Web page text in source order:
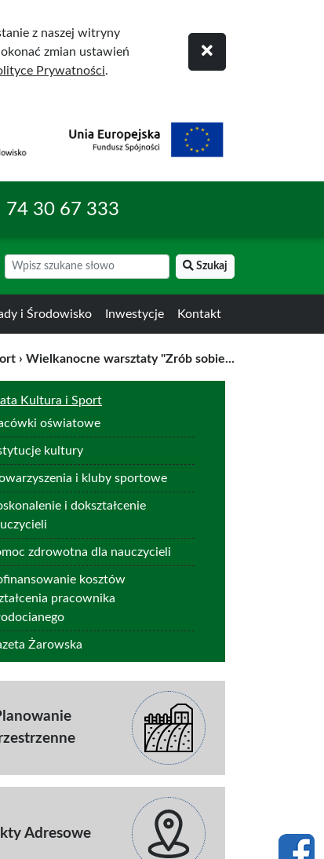
z naszej witryny
zmian ustawień
Prywatności.
74 30 67 333
Szukaj
i Środowisko Inwestycje Kontakt
› Wielkanocne warsztaty "Zrób sobie...
Kultura i Sport
oświatowe
kultury
i kluby sportowe
i dokształcenie
zdrowotna dla nauczycieli
kosztów
pracownika
Żarowska
Adresowe